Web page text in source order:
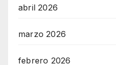
abril 2026
marzo 2026
febrero 2026